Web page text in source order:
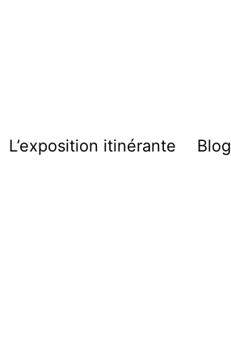
L’exposition itinérante Blog